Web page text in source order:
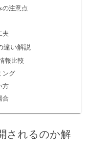
の注意点
夫
違い解説
報比較
ング
方
合
されるのか解